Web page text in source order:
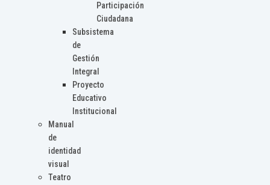
Participación
Ciudadana
Subsistema
de
Gestión
Integral
Proyecto
Educativo
Institucional
Manual
de
identidad
visual
Teatro